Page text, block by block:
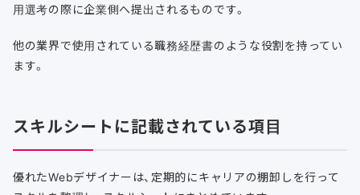
用選考の際に企業側へ提出されるものです。
他の業界で使用されている職務経歴書のような役割を持ってい
ます。
スキルシートに記載されている項目
優れたWebデザイナーは、定期的にキャリアの棚卸しを行って